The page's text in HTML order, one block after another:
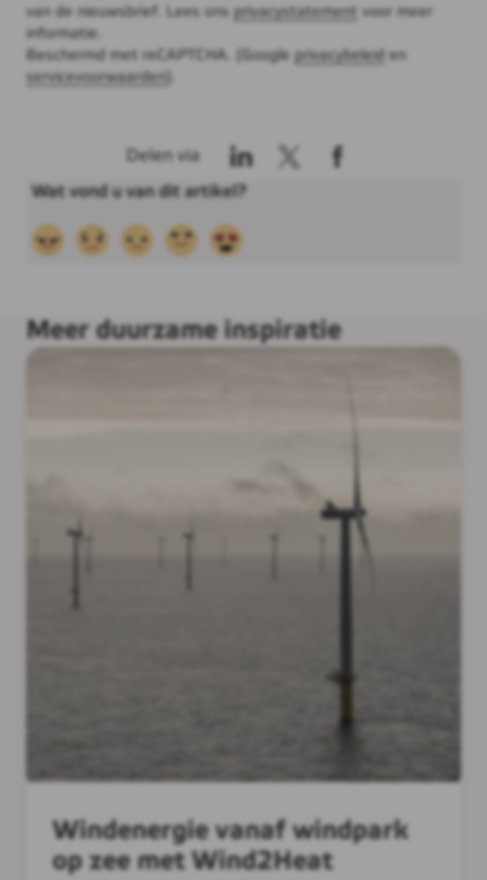
van de nieuwsbrief. Lees ons privacystatement
voor meer
informatie.
Beschermd met reCAPTCHA. (Google privacybeleid
en
servicevoorwaarden
Delen via
Meer duurzame inspiratie
Windenergie vanaf windpark
op zee met Wind2Heat